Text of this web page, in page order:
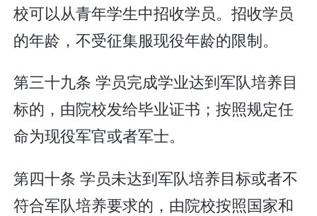
校可以从青年学生中招收学员。招收学员
的年龄，不受征集服现役年龄的限制。
第三十九条 学员完成学业达到军队培养目
标的，由院校发给毕业证书；按照规定任
命为现役军官或者军士。
第四十条 学员未达到军队培养目标或者不
符合军队培养要求的，由院校按照国家和